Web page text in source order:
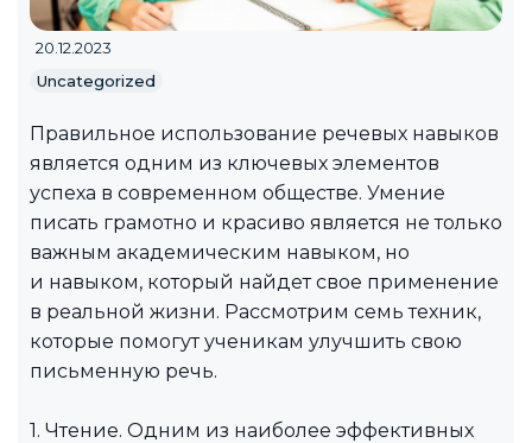
20.12.2023
Uncategorized
Правильное использование речевых навыков
является одним из ключевых элементов
успеха в современном обществе. Умение
писать грамотно и красиво является не только
важным академическим навыком, но
и навыком, который найдет свое применение
в реальной жизни. Рассмотрим семь техник,
которые помогут ученикам улучшить свою
письменную речь.
1. Чтение. Одним из наиболее эффективных